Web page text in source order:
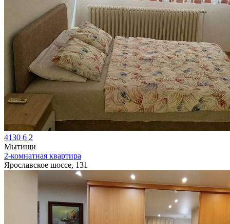
4130 6 2
Мытищи
2-комнатная квартира
Ярославское шоссе, 131